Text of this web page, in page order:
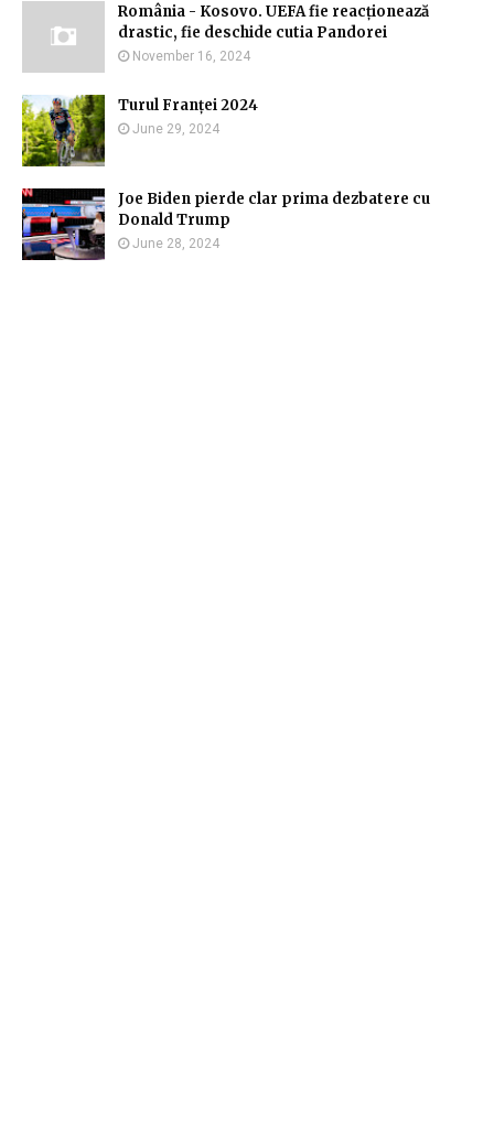
România - Kosovo. UEFA fie reacționează
drastic, fie deschide cutia Pandorei
November 16, 2024
Turul Franței 2024
June 29, 2024
Joe Biden pierde clar prima dezbatere cu
Donald Trump
June 28, 2024